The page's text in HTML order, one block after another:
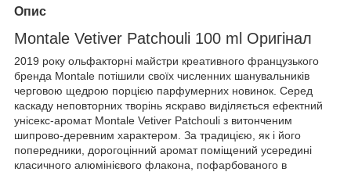
Опис
Montale Vetiver Patchouli 100 ml Оригінал
2019 року ольфакторні майстри креативного французького
бренда Montale потішили своїх численних шанувальників
черговою щедрою порцією парфумерних новинок. Серед
каскаду неповторних творінь яскраво виділяється ефектний
унісекс-аромат Montale Vetiver Patchouli з витонченим
шипрово-деревним характером. За традицією, як і його
попередники, дорогоцінний аромат поміщений усередині
класичного алюмінієвого флакона, пофарбованого в